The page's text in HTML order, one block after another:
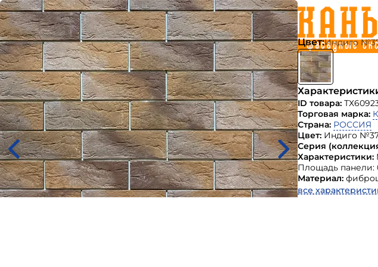
Цвет:Индиго
ID товара:
Торговая марка:
Страна: РОССИЯ
Цвет: Индиго
Серия
Характеристики:
Площадь панели:
Материал:
все